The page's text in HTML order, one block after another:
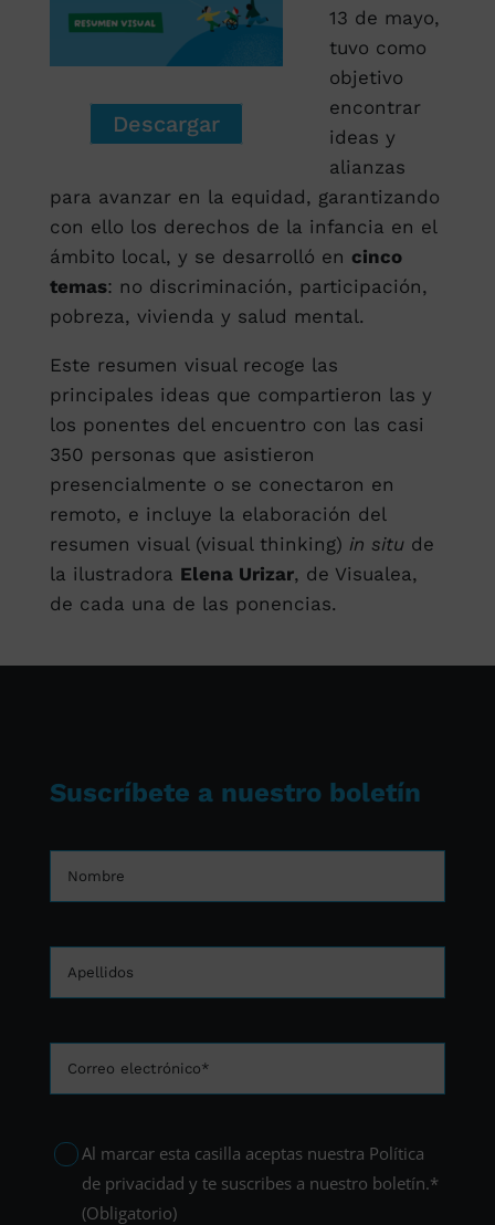
Descargar
13 de mayo,
tuvo como
objetivo
encontrar
ideas y
alianzas
para avanzar en la equidad, garantizando
con ello los derechos de la infancia en el
ámbito local, y se desarrolló en cinco
temas: no discriminación, participación,
pobreza, vivienda y salud mental.
Este resumen visual recoge las
principales ideas que compartieron las y
los ponentes del encuentro con las casi
350 personas que asistieron
presencialmente o se conectaron en
remoto, e incluye la elaboración del
resumen visual (visual thinking) in situde
la ilustradora Elena Urizar, de Visualea,
de cada una de las ponencias.
Suscríbete a nuestro boletín
Consentimiento(Obligatorio)
Al marcar esta casilla aceptas nuestra Política
de privacidad y te suscribes a nuestro boletín.*
(Obligatorio)